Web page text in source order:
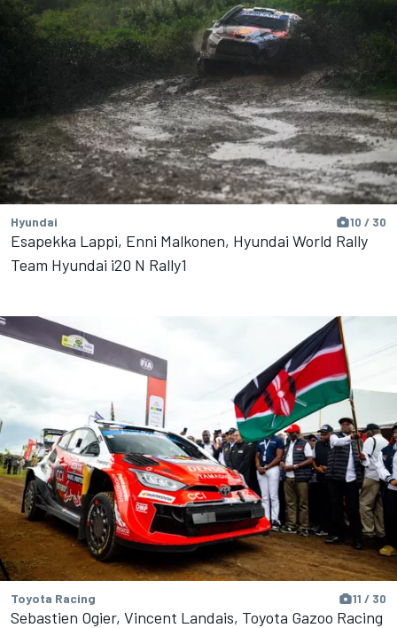
Hyundai 10 / 30
Esapekka Lappi, Enni Malkonen, Hyundai World Rally
Team Hyundai i20 N Rally1
Toyota Racing 11 / 30
Sebastien Ogier, Vincent Landais, Toyota Gazoo Racing